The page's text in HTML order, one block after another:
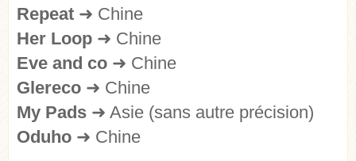
Repeat ➜ Chine
Her Loop ➜ Chine
Eve and co ➜ Chine
Glereco ➜ Chine
My Pads ➜ Asie (sans autre précision)
Oduho ➜ Chine